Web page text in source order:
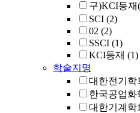
구)KCI등재
SCI (2)
02 (2)
SSCI (1)
KCI등재 (1)
학술지명
대한전기학
한국공업화
대한기계학